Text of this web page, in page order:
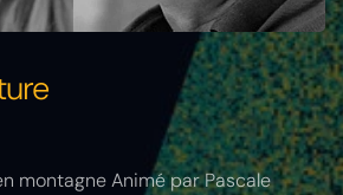
montagne Animé par Pascale